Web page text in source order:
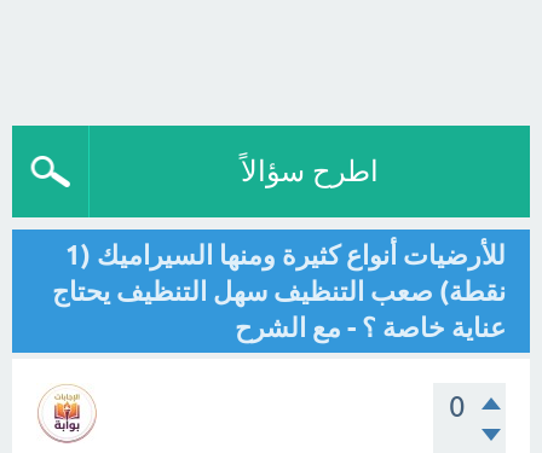
اطرح سؤالاً
للأرضيات أنواع كثيرة ومنها السيراميك (1
نقطة) صعب التنظيف سهل التنظيف يحتاج
عناية خاصة ؟ - مع الشرح
0